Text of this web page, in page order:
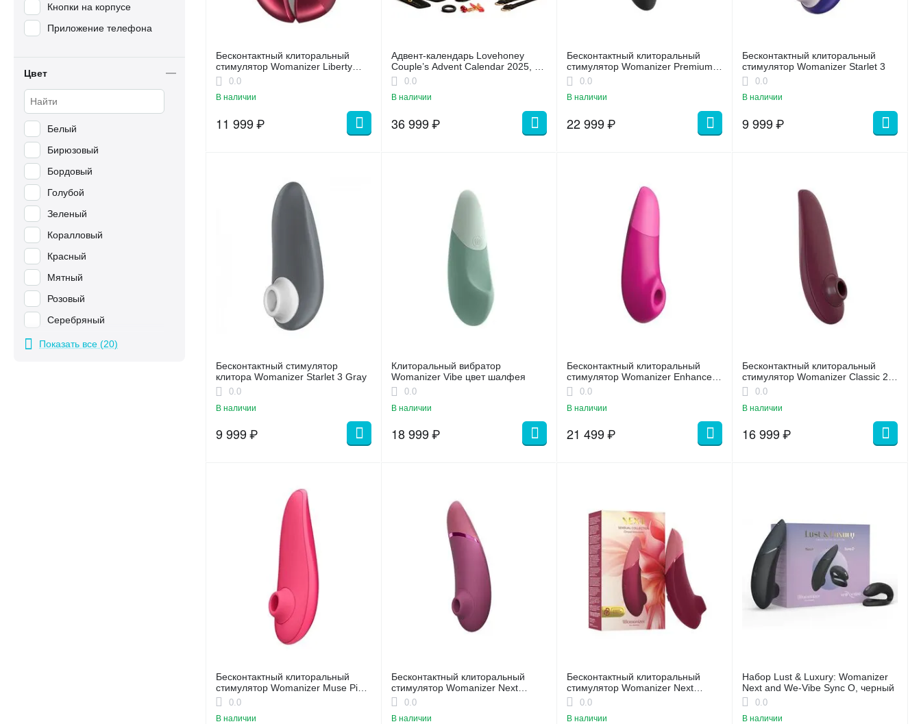
Бесконтактный клиторальный
стимулятор Womanizer Liberty
Red0.0
В наличии
11 999₽
Адвент-календарь Lovehoney
Couple’s Advent Calendar 2025, 24
предмета
0.0
В наличии
36 999₽
Бесконтактный клиторальный
стимулятор Womanizer Premium 2
Black
0.0
В наличии
22 999₽
Бесконтактный клиторальный
стимулятор Womanizer Starlet 3
0.0
В наличии
9 999₽
Бесконтактный стимулятор
клитора Womanizer Starlet 3 Gray
0.0
В наличии
9 999₽
Клиторальный вибратор
Womanizer Vibe цвет шалфея
0.0
В наличии
18 999₽
Бесконтактный клиторальный
стимулятор Womanizer Enhance с
вибрацией, розовый
0.0
В наличии
21 499₽
Бесконтактный клиторальный
стимулятор Womanizer Classic 2
бордовый
0.0
В наличии
16 999₽
Бесконтактный клиторальный
стимулятор Womanizer Muse Pink
Rose розовый
0.0
В наличии
Бесконтактный клиторальный
стимулятор Womanizer Next
темно-розовый
0.0
В наличии
Бесконтактный клиторальный
стимулятор Womanizer Next
бордовый
0.0
В наличии
Набор Lust & Luxury: Womanizer
Next and We-Vibe Sync O, черный
0.0
В наличии
Кнопки на корпусе
Приложение телефона
Цвет
Белый
Бирюзовый
Бордовый
Голубой
Зеленый
Коралловый
Красный
Мятный
Розовый
Серебряный
Серо - Зеленый
Показать все (20)